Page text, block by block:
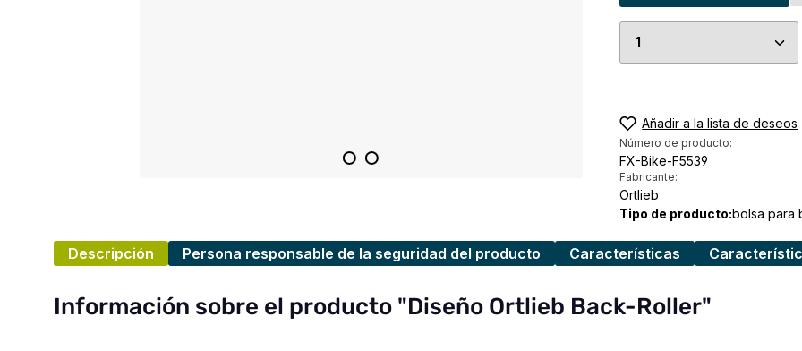
Cantidad del
Añadir a la lista de deseos
Número de producto:
FX-Bike-F5539
Fabricante:
Ortlieb
Tipo de producto:bolsa para
Descripción Persona responsable de la seguridad del producto Características
Información sobre el producto "Diseño Ortlieb Back-Roller"